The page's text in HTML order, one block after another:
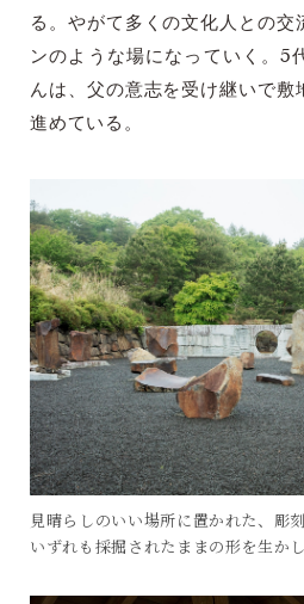
る。やがて多くの文化人との交
ンのような場になっていく。5
んは、父の意志を受け継いで敷
進めている。
見晴らしのいい場所に置かれた、彫
いずれも採掘されたままの形を生かし